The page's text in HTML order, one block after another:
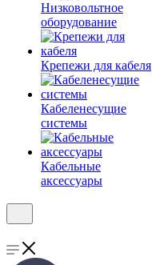
Низковольтное
оборудование
Крепежи для кабеля
Кабеленесущие
системы
Кабельные
аксессуары